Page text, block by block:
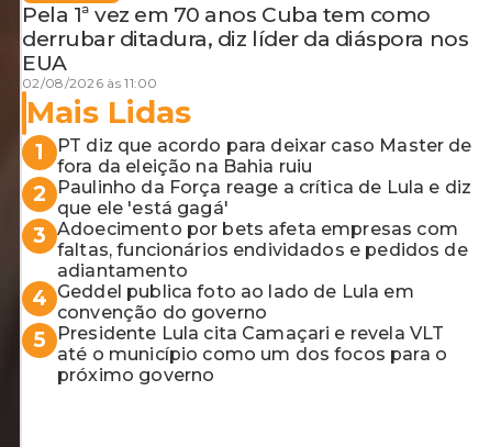
Pela 1ª vez em 70 anos Cuba tem como
derrubar ditadura, diz líder da diáspora nos
EUA
02/08/2026 às 11:00
Mais Lidas
1
PT diz que acordo para deixar caso Master de
fora da eleição na Bahia ruiu
2
Paulinho da Força reage a crítica de Lula e diz
que ele 'está gagá'
3 Adoecimento por bets afeta empresas com
faltas, funcionários endividados e pedidos de
adiantamento
4 Geddel publica foto ao lado de Lula em
convenção do governo
5
Presidente Lula cita Camaçari e revela VLT
até o município como um dos focos para o
próximo governo